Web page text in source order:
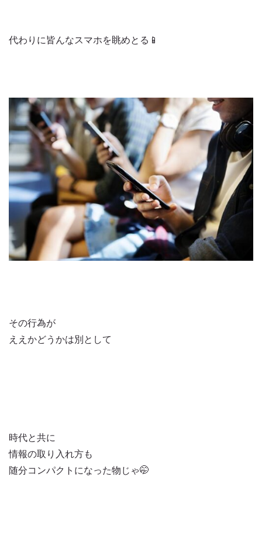
代わりに皆んなスマホを眺めとる📱
その行為が
ええかどうかは別として
時代と共に
情報の取り入れ方も
随分コンパクトになった物じゃ🤭